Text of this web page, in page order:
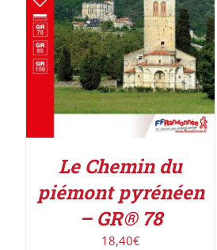
Le Chemin du
piémont pyrénéen
– GR® 78
18,40€